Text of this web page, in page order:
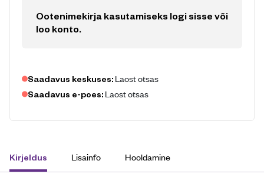
Ootenimekirja kasutamiseks logi sisse või
loo konto.
Saadavus keskuses: Laost otsas
Saadavus e-poes: Laost otsas
Kirjeldus Lisainfo Hooldamine